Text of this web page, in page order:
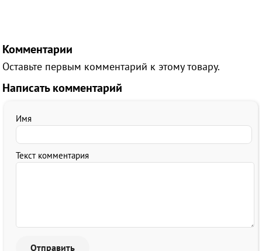
Комментарии
Оставьте первым комментарий к этому товару.
Написать комментарий
Имя
Текст комментария